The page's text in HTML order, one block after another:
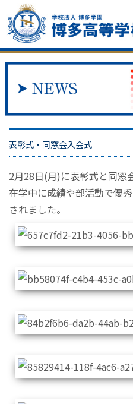
表彰式・同窓会入会式
2月28日(月)に表彰式と同窓
在学中に成績や部活動で優
されました。